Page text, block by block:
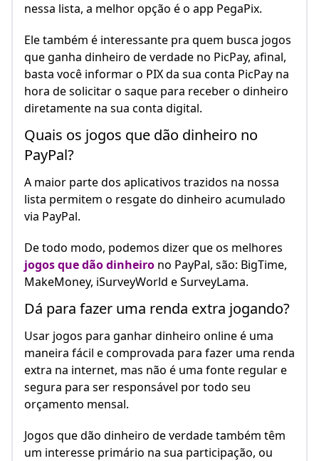
nessa lista, a melhor opção é o app PegaPix.
Ele também é interessante pra quem busca jogos
que ganha dinheiro de verdade no PicPay, afinal,
basta você informar o PIX da sua conta PicPay na
hora de solicitar o saque para receber o dinheiro
diretamente na sua conta digital.
Quais os jogos que dão dinheiro no
PayPal?
A maior parte dos aplicativos trazidos na nossa
lista permitem o resgate do dinheiro acumulado
via PayPal.
De todo modo, podemos dizer que os melhores
jogos que dão dinheiro no PayPal, são: BigTime,
MakeMoney, iSurveyWorld e SurveyLama.
Dá para fazer uma renda extra jogando?
Usar jogos para ganhar dinheiro online é uma
maneira fácil e comprovada para fazer uma renda
extra na internet, mas não é uma fonte regular e
segura para ser responsável por todo seu
orçamento mensal.
Jogos que dão dinheiro de verdade também têm
um interesse primário na sua participação, ou